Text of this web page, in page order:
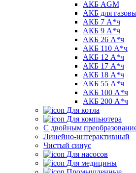
АКБ AGM
АКБ для
АКБ 7 А*ч
АКБ 9 А*ч
АКБ 26 А*ч
АКБ 110 А*ч
АКБ 12 А*ч
АКБ 17 А*ч
АКБ 18 А*ч
АКБ 55 А*ч
АКБ 100 А*ч
АКБ 200 А*ч
Для котла
Для компьютера
C двойным
Линейно-интерактивный
Чистый синус
Для насосов
Для медицины